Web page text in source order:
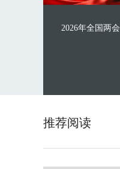
2026年全国两会
推荐阅读